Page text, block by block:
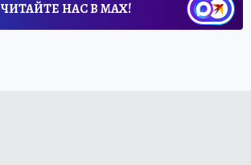
ЧИТАЙТЕ НАС В МАХ!